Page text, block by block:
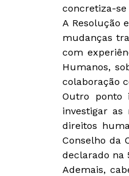
concretiza-
A Resolução
mudanças
com
Humanos,
colaboração
Outro ponto
investigar as
direitos
Conselho da
declarado na
Ademais,